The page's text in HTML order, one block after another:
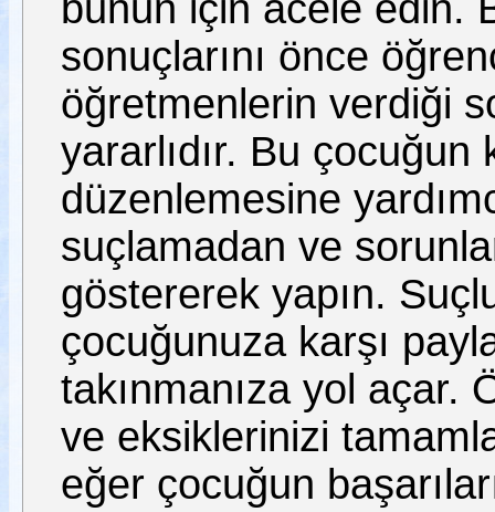
sonuçlarını önce
öğretmenlerin verdiği
yararlıdır. Bu
düzenlemesine
suçlamadan ve
göstererek yapın.
çocuğunuza karşı
takınmanıza yol açar.
ve eksiklerinizi
eğer çocuğun